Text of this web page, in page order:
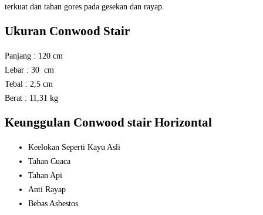
terkuat dan tahan gores pada gesekan dan rayap.
Ukuran Conwood Stair
Panjang : 120 cm
Lebar : 30 cm
Tebal : 2,5 cm
Berat : 11,31 kg
Keunggulan Conwood stair Horizontal
Keelokan Seperti Kayu Asli
Tahan Cuaca
Tahan Api
Anti Rayap
Bebas Asbestos